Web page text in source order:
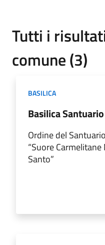
Tutti i
comune (3)
BASILICA
Basilica
Ordine del
“Suore
Santo”